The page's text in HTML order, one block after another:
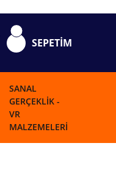
SEPETİM
SANAL
GERÇEKLIK -
VR
MALZEMELERI